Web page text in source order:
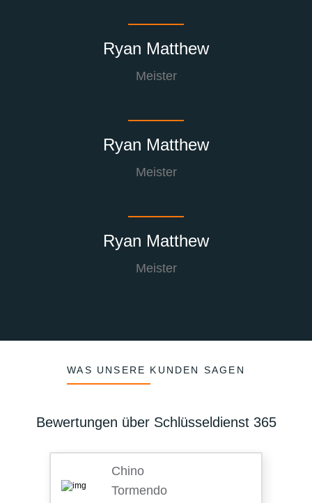
Ryan Matthew
Meister
Ryan Matthew
Meister
Ryan Matthew
Meister
WAS UNSERE KUNDEN SAGEN
Bewertungen über Schlüsseldienst 365
Chino
Tormendo